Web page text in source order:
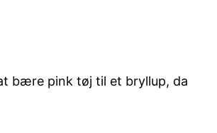
bære pink tøj til et bryllup, da